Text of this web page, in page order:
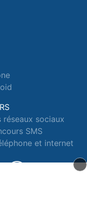
réseaux sociaux
SMS
et internet